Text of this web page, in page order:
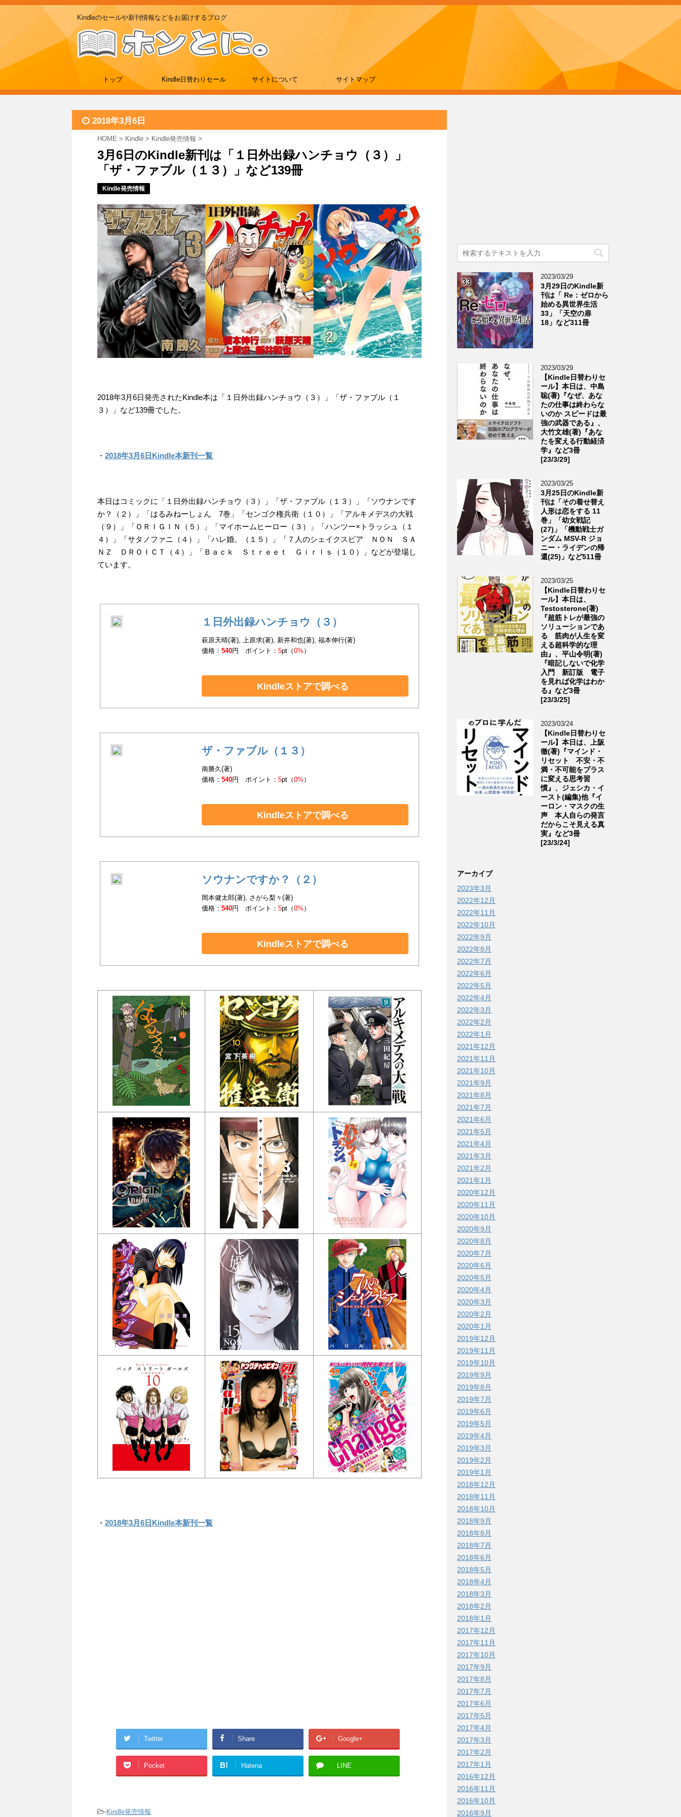
Kindleのセールや新刊情報などをお届けするブログ
トップ Kindle日替わりセール サイトについて サイトマップ
2018年3月6日
HOME > Kindle > Kindle発売情報 >
3月6日のKindle新刊は「１日外出録ハンチョウ（３）」
「ザ・ファブル（１３）」など139冊
Kindle発売情報
2018年3月6日発売されたKindle本は「１日外出録ハンチョウ（３）」「ザ・ファブル（１
３）」など139冊でした。
・ 2018年3月6日Kindle本新刊一覧
本日はコミックに「１日外出録ハンチョウ（３）」「ザ・ファブル（１３）」「ソウナンです
か？（２）」「はるみねーしょん 7巻」「センゴク権兵衛（１０）」「アルキメデスの大戦
（９）」「ＯＲＩＧＩＮ（５）」「マイホームヒーロー（３）」「ハンツー×トラッシュ（１
４）」「サタノファニ（４）」「ハレ婚。（１５）」「７人のシェイクスピア ＮＯＮ ＳＡ
ＮＺ ＤＲＯＩＣＴ（４）」「Ｂａｃｋ Ｓｔｒｅｅｔ Ｇｉｒｌｓ（１０）」などが登場し
ています。
１日外出録ハンチョウ（３）
萩原天晴(著), 上原求(著), 新井和也(著), 福本伸行(著)
価格：540円 ポイント：5pt（0% ）
Kindleストアで調べる
ザ・ファブル（１３）
南勝久(著)
価格：540円 ポイント：5pt（0% ）
Kindleストアで調べる
ソウナンですか？（２）
岡本健太郎(著), さがら梨々(著)
価格：540円 ポイント：5pt（0% ）
Kindleストアで調べる
・ 2018年3月6日Kindle本新刊一覧
Twitter Share Google+
Pocket B! Hatena LINE
-Kindle発売情報
2023/03/29
3月29日のKindle新
刊は「 Re：ゼロから
始める異世界生活
33」「天空の扉
18」など311冊
2023/03/29
【Kindle日替わりセ
ール】本日は、中島
聡(著)『なぜ、あな
たの仕事は終わらな
いのか スピードは最
強の武器である』、
大竹文雄(著)『あな
たを変える行動経済
学』など3冊
[23/3/29]
2023/03/25
3月25日のKindle新
刊は「その着せ替え
人形は恋をする 11
巻」「幼女戦記
(27)」「機動戦士ガ
ンダム MSV-R ジョ
ニー・ライデンの帰
還(25)」など511冊
2023/03/25
【Kindle日替わりセ
ール】本日は、
Testosterone(著)
『超筋トレが最強の
ソリューションであ
る 筋肉が人生を変
える超科学的な理
由』、平山令明(著)
『暗記しないで化学
入門 新訂版 電子
を見れば化学はわか
る』など3冊
[23/3/25]
2023/03/24
【Kindle日替わりセ
ール】本日は、上阪
徹(著)『マインド・
リセット 不安・不
満・不可能をプラス
に変える思考習
慣』、ジェシカ・イ
ースト(編集)他『イ
ーロン・マスクの生
声 本人自らの発言
だからこそ見える真
実』など3冊
[23/3/24]
アーカイブ
2023年3月
2022年12月
2022年11月
2022年10月
2022年9月
2022年8月
2022年7月
2022年6月
2022年5月
2022年4月
2022年3月
2022年2月
2022年1月
2021年12月
2021年11月
2021年10月
2021年9月
2021年8月
2021年7月
2021年6月
2021年5月
2021年4月
2021年3月
2021年2月
2021年1月
2020年12月
2020年11月
2020年10月
2020年9月
2020年8月
2020年7月
2020年6月
2020年5月
2020年4月
2020年3月
2020年2月
2020年1月
2019年12月
2019年11月
2019年10月
2019年9月
2019年8月
2019年7月
2019年6月
2019年5月
2019年4月
2019年3月
2019年2月
2019年1月
2018年12月
2018年11月
2018年10月
2018年9月
2018年8月
2018年7月
2018年6月
2018年5月
2018年4月
2018年3月
2018年2月
2018年1月
2017年12月
2017年11月
2017年10月
2017年9月
2017年8月
2017年7月
2017年6月
2017年5月
2017年4月
2017年3月
2017年2月
2017年1月
2016年12月
2016年11月
2016年10月
2016年9月